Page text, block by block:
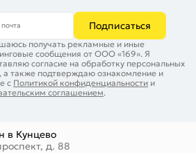
Подписаться
получать рекламные и иные
сообщения от ООО «169». Я
согласие на обработку персональных
а также подтверждаю ознакомление и
с Политикой конфиденциальности и
соглашением.
в Кунцево
д. 88